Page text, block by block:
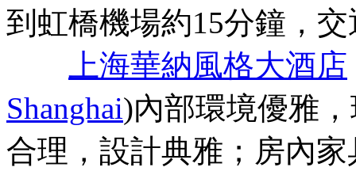
到虹橋機場約15分鐘，
上海華納風格大酒店
Shanghai)內部環境優雅
合理，設計典雅；房內